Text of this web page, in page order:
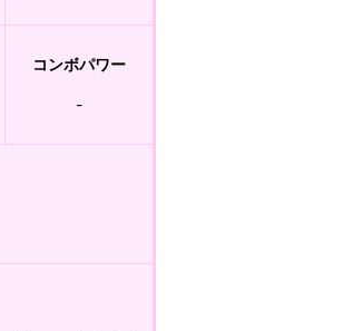
コンボパワー
-